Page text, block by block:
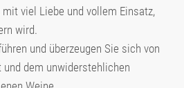
viel Liebe und vollem Einsatz,
wird.
und überzeugen Sie sich von
dem unwiderstehlichen